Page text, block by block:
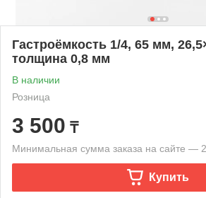
Гастроёмкость 1/4, 65 мм,
толщина 0,8 мм
В наличии
Розница
3 500 ₸
Минимальная сумма заказа на сайте —
Купить